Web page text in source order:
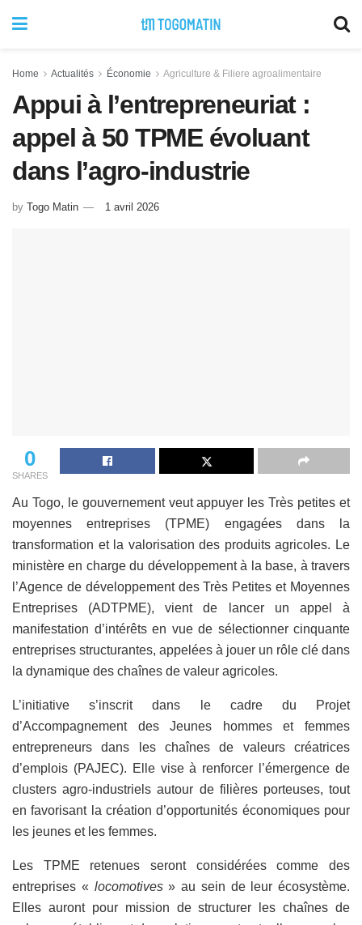
Home Actualités Économie Agriculture & Filiere agroalimentaire
Appui à l’entrepreneuriat :
appel à 50 TPME évoluant
dans l’agro-industrie
by Togo Matin 1 avril 2026
0
SHARES
Au Togo, le gouvernement veut appuyer les Très petites et
moyennes entreprises (TPME) engagées dans la
transformation et la valorisation des produits agricoles. Le
ministère en charge du développement à la base, à travers
l’Agence de développement des Très Petites et Moyennes
Entreprises (ADTPME), vient de lancer un appel à
manifestation d’intérêts en vue de sélectionner cinquante
entreprises structurantes, appelées à jouer un rôle clé dans
la dynamique des chaînes de valeur agricoles.
L’initiative s’inscrit dans le cadre du Projet
d’Accompagnement des Jeunes hommes et femmes
entrepreneurs dans les chaînes de valeurs créatrices
d’emplois (PAJEC). Elle vise à renforcer l’émergence de
clusters agro-industriels autour de filières porteuses, tout
en favorisant la création d’opportunités économiques pour
les jeunes et les femmes.
Les TPME retenues seront considérées comme des
entreprises « locomotives» au sein de leur écosystème.
Elles auront pour mission de structurer les chaînes de